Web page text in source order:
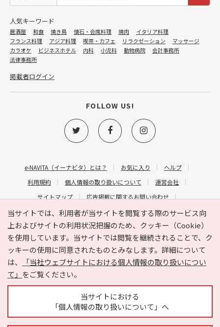
当サイトでは、利用者が当サイトを閲覧する際のサービス向
上およびサイトの利用状況把握のため、クッキー（Cookie）
を使用しています。当サイトでは閲覧を継続されることで、ク
ッキーの使用に同意されたものとみなします。詳細について
は、
「当社ウェブサイトにおける個人情報の取り扱いについ
て」 をご覧ください。
当サイトにおける
「個人情報の取り扱いについて」へ
e-NAVITA（イーナビタ）とは？ お気に入り
ヘルプ
利用規約
個人情報の取り扱いについて
運営会社
サイトマップ
広告掲載に関するお問い合わせ
サイトの内容に関するお問い合わせ
人気キーワード
居酒屋 和食 焼き鳥 懐石・会席料理 焼肉
イタリア料理
フランス料理
アジア料理 喫茶・カフェ リラクゼーション
マッサージ
カラオケ
ビジネスホテル 内科 小児科 動物病院
会計事務所
法律事務所
掲載者ログイン
FOLLOW US!
Copyright © HYOJITO.Co.,Ltd. All Rights Reserved.